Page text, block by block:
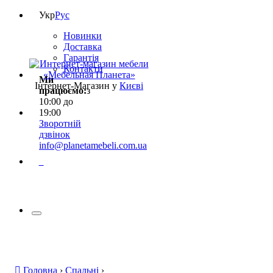
УкрРус
Новинки
Доставка
Гарантія
Контакти
Ми
працюємо:з
10:00 до
19:00
Зворотній
дзвінок
info@planetamebeli.com.ua
Інтернет-Магазин у Києві
Головна › Спальні ›